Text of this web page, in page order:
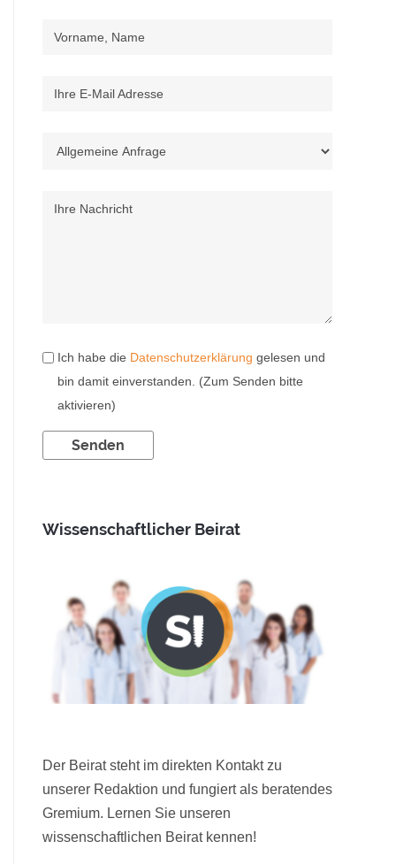
Vorname, Name
Ihre E-Mail Adresse
Ihre Nachricht
Ich habe die Datenschutzerklärung gelesen und
bin damit einverstanden. (Zum Senden bitte
aktivieren)
Wissenschaftlicher Beirat
Der Beirat steht im direkten Kontakt zu
unserer Redaktion und fungiert als beratendes
Gremium. Lernen Sie unseren
wissenschaftlichen Beirat kennen!